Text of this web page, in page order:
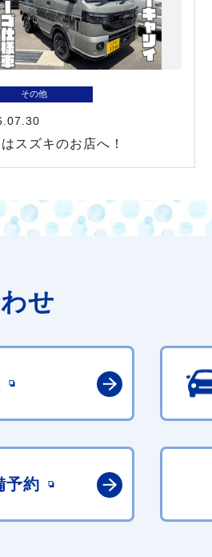
その他
スズキのお店へ！
せ
予約